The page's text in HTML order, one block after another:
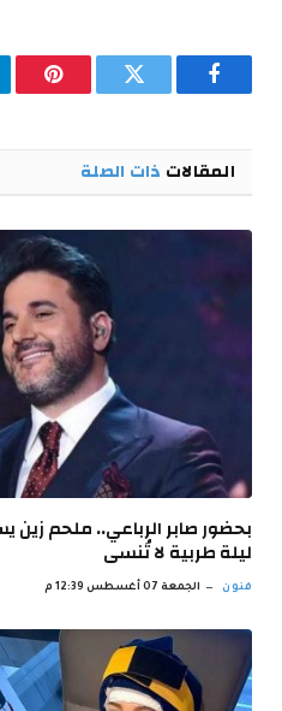
فيسبوك تويتر
المقالات ذات الصلة
بحضور صابر الرباعي.. ملحم
ليلة طربية لا تُنسى
فنون الجمعة 07 أغسطس 12:39 م